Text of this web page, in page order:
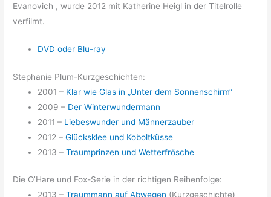
Evanovich , wurde 2012 mit Katherine Heigl in der Titelrolle
verfilmt.
DVD oder Blu-ray
Stephanie Plum-Kurzgeschichten:
2001 – Klar wie Glas in „Unter dem Sonnenschirm“
2009 – Der Winterwundermann
2011 – Liebeswunder und Männerzauber
2012 –Glücksklee und Koboltküsse
2013 –Traumprinzen und Wetterfrösche
Die O’Hare und Fox-Serie in der richtigen Reihenfolge:
2013 –Traummann auf Abwegen (Kurzgeschichte)